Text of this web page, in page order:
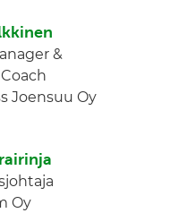
&
Joensuu Oy
Oy